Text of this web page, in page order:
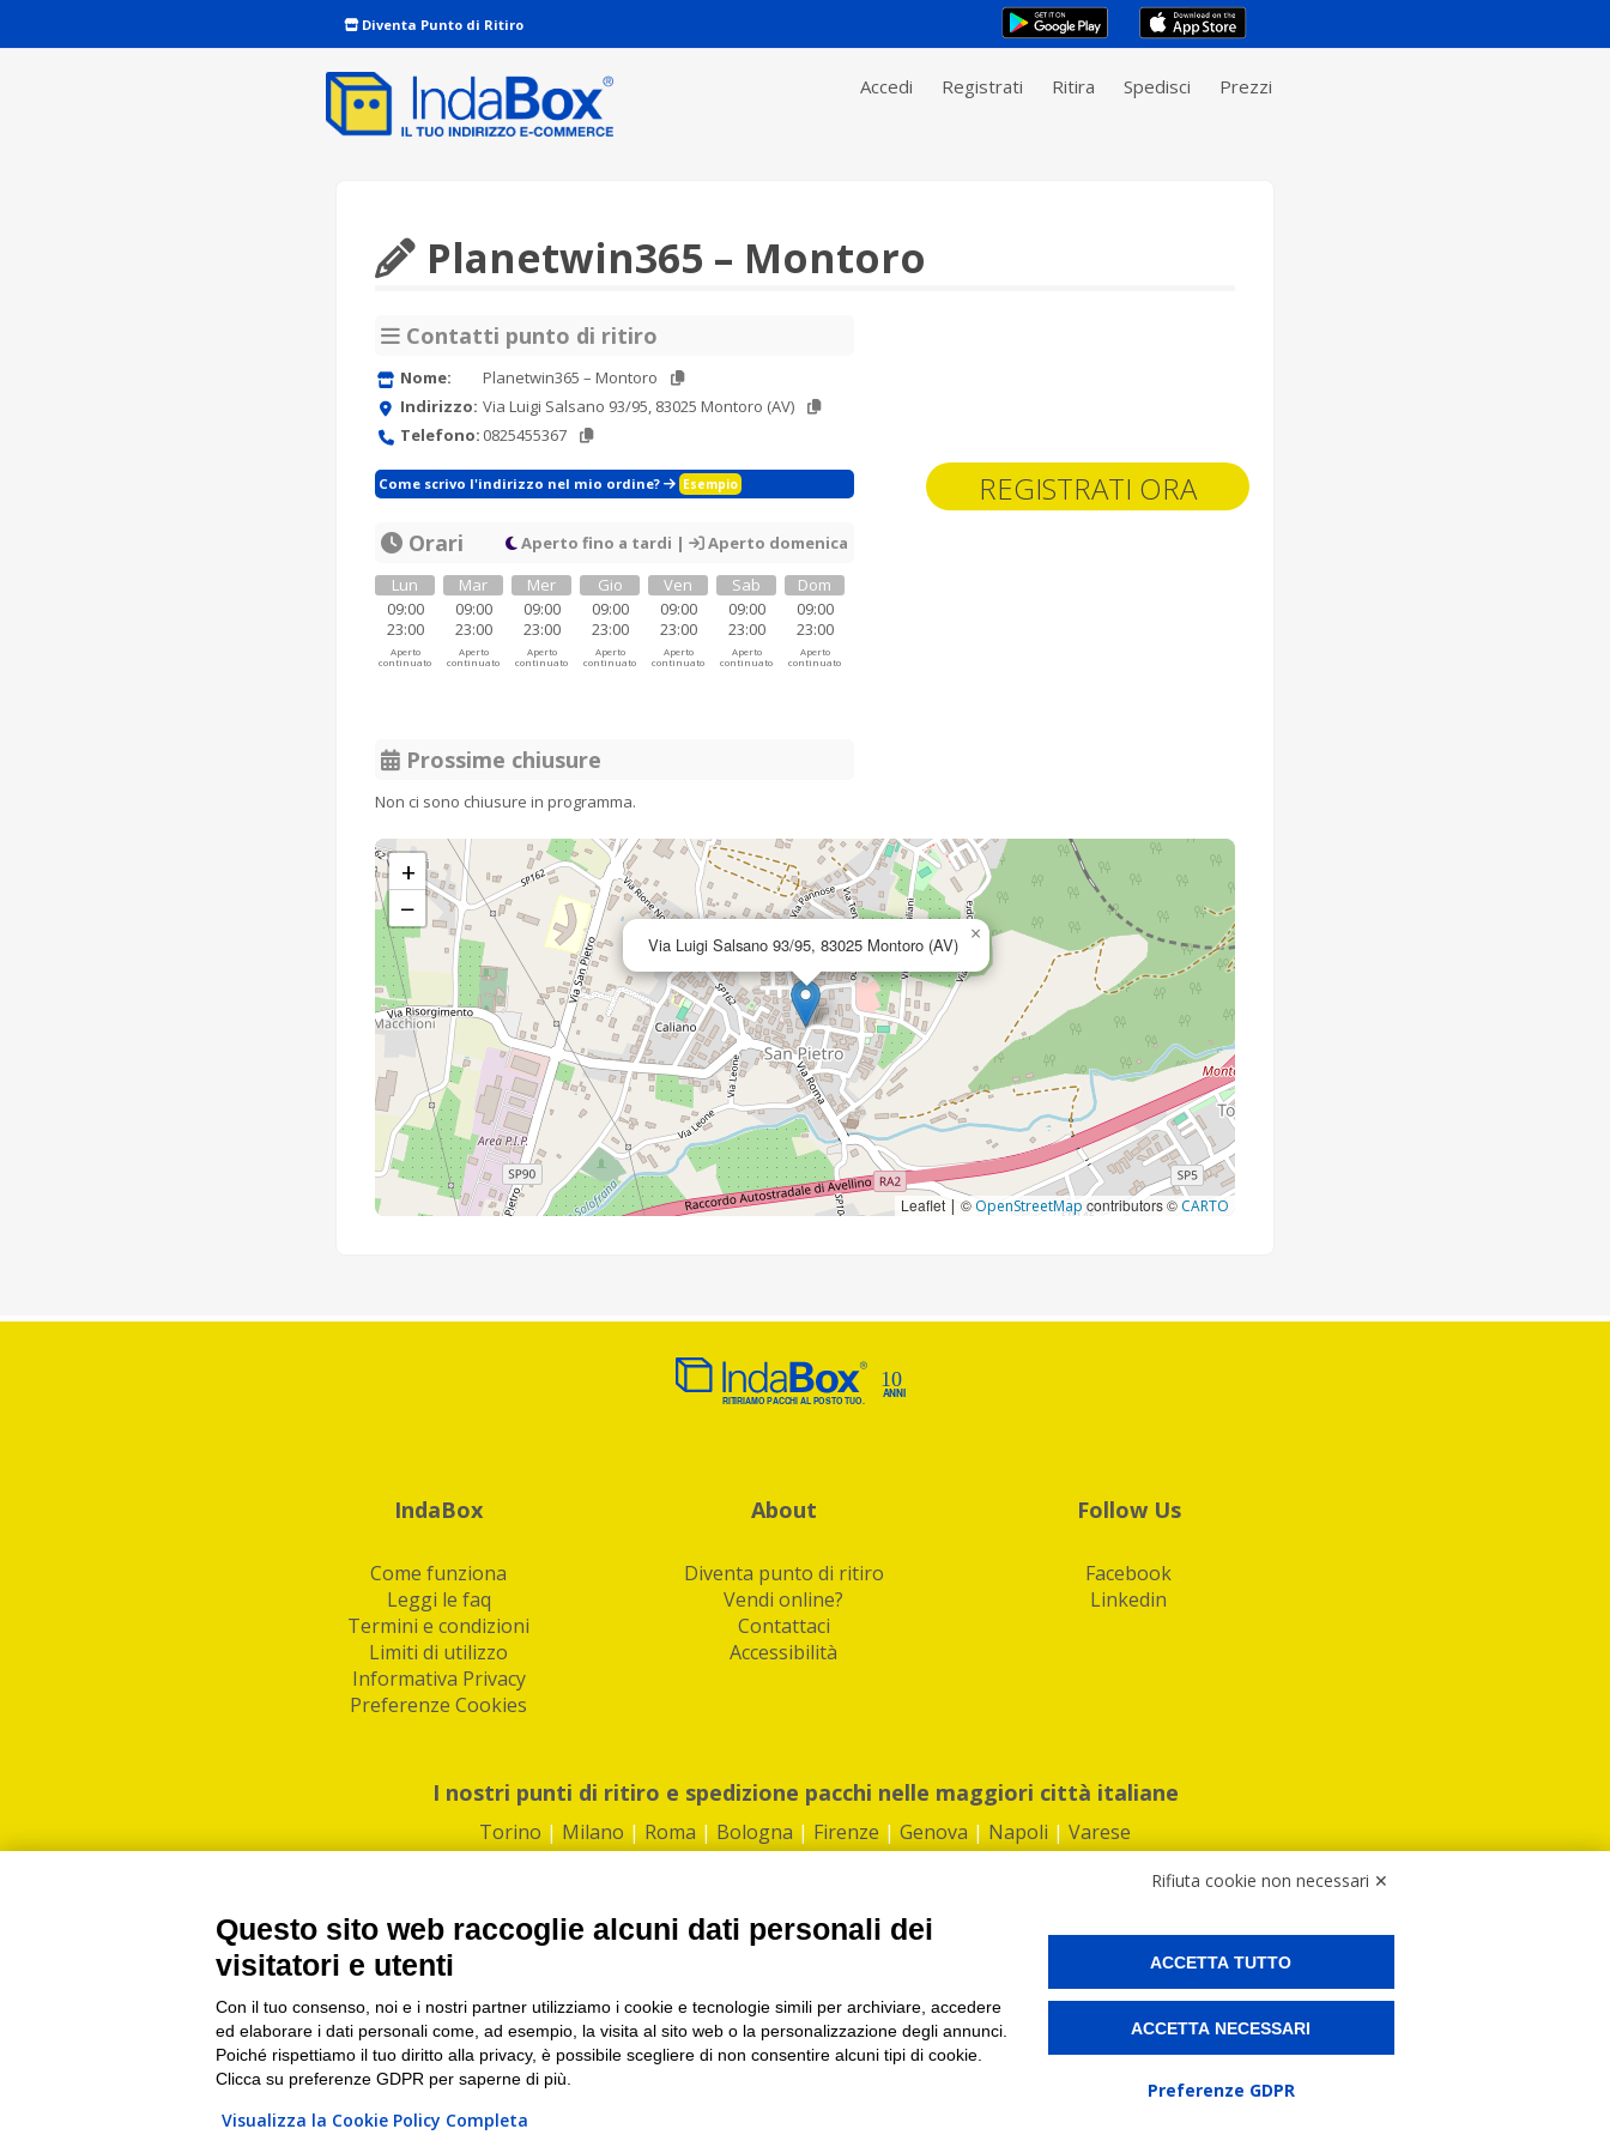
Diventa Punto di Ritiro
Accedi Registrati Ritira Spedisci Prezzi
REGISTRATI ORA
Planetwin365 – Montoro
Contatti punto di ritiro
Nome:
Planetwin365 – Montoro
Indirizzo: Via Luigi Salsano 93/95, 83025 Montoro (AV)
Telefono: 0825455367
Come scrivo l'indirizzo nel mio ordine? Esempio
Orari Aperto fino a tardi |
Aperto domenica
Lun
09:00
23:00
Aperto
continuato
Mar
09:00
23:00
Aperto
continuato
Mer
09:00
23:00
Aperto
continuato
Gio
09:00
23:00
Aperto
continuato
Ven
09:00
23:00
Aperto
continuato
Sab
09:00
23:00
Aperto
continuato
Dom
09:00
23:00
Aperto
continuato
Prossime chiusure
Non ci sono chiusure in programma.
Via Luigi Salsano 93/95, 83025 Montoro (AV) ×
+
−
Leaflet | © OpenStreetMap contributors © CARTO
IndaBox
Come funziona
Leggi le faq
Termini e condizioni
Limiti di utilizzo
Informativa Privacy
Preferenze Cookies
About
Diventa punto di ritiro
Vendi online?
Contattaci
Accessibilità
Follow Us
Facebook
Linkedin
I nostri punti di ritiro e spedizione pacchi nelle maggiori città italiane
Torino | Milano | Roma | Bologna | Firenze | Genova | Napoli | Varese
PI/CF/N°Iscr.: 10821360012 | REA: RM 1494760 | Cap.Soc.: 50.000€ |Whistleblowing|Privacy|Preferenze Cookies
IndaBox | Oltre 11.500 punti di ritiro tra Bar, Tabaccai, Edicole e Kipoint per ritirare i tuoi acquisti online e spedire i tuoi pacchi.
Rifiuta cookie non necessari ✕
Questo sito web raccoglie alcuni dati personali dei
visitatori e utenti
Con il tuo consenso, noi e i nostri partner utilizziamo i cookie e tecnologie simili per archiviare, accedere
ed elaborare i dati personali come, ad esempio, la visita al sito web o la personalizzazione degli annunci.
Poiché rispettiamo il tuo diritto alla privacy, è possibile scegliere di non consentire alcuni tipi di cookie.
Clicca su preferenze GDPR per saperne di più.
Visualizza la Cookie Policy Completa
ACCETTA TUTTO
ACCETTA NECESSARI
Preferenze GDPR